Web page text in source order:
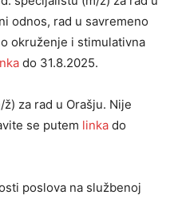
odnos, rad u savremeno
okruženje i stimulativna
do 31.8.2025.
za rad u Orašju. Nije
se putem linka do
poslova na službenoj